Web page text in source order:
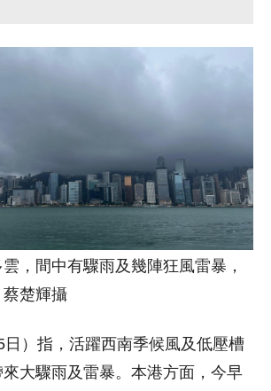
，間中有驟雨及幾陣狂風雷暴，
楚輝攝
日）指，活躍西南季候風及低壓槽
大驟雨及雷暴。本港方面，今早